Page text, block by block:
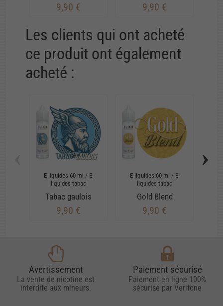
9,90 € 9,90 €
Les clients qui ont acheté
ce produit ont également
acheté :
E-liquides 60 ml / E-
liquides tabac
Tabac gaulois
9,90 €
E-liquides 60 ml / E-
liquides tabac
Gold Blend
9,90 €
›
Avertissement
La vente de nicotine est
interdite aux mineurs.
Paiement sécurisé
Paiement en ligne 100%
sécurisé par Verifone